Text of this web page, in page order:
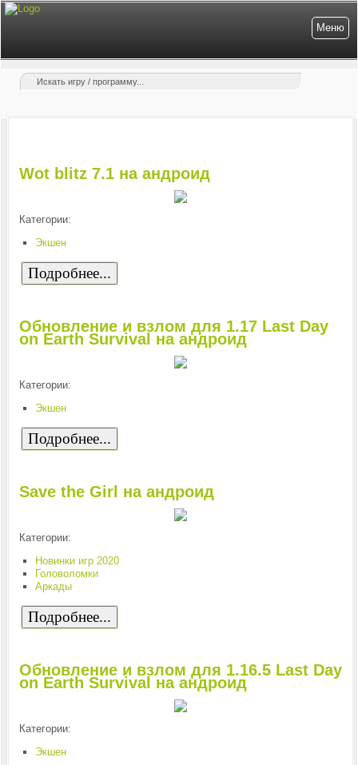
Меню
Wot blitz 7.1 на андроид
Категории:
Экшен
Подробнее...
Обновление и взлом для 1.17 Last Day
on Earth Survival на андроид
Категории:
Экшен
Подробнее...
Save the Girl на андроид
Категории:
Новинки игр 2020
Головоломки
Аркады
Подробнее...
Обновление и взлом для 1.16.5 Last Day
on Earth Survival на андроид
Категории:
Экшен